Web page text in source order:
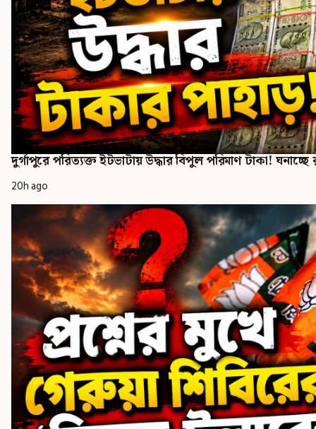
দুর্গাপুরে পরিত্যক্ত ইটভাটায় উদ্ধার বিপুল পরিমাণ টাকা! ঘনাচ্ছে
20h ago